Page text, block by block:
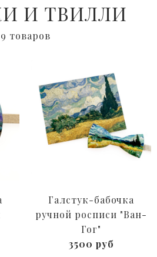
И ТВИЛЛИ
9 товаров
Галстук-бабочка
ручной росписи "Ван-
Гог"
3500 руб